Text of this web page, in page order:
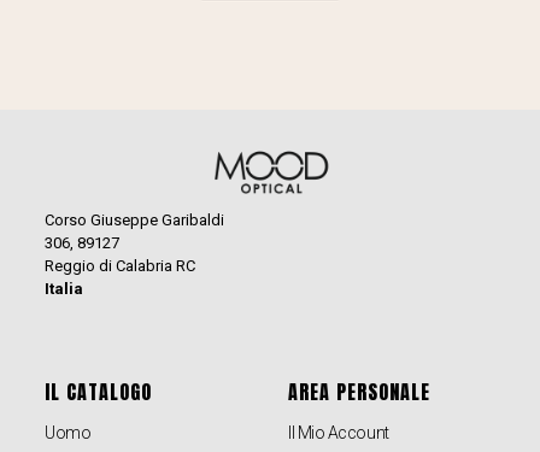
Corso Giuseppe Garibaldi
306, 89127
Reggio di Calabria RC
Italia
IL CATALOGO
Uomo
AREA PERSONALE
Il Mio Account